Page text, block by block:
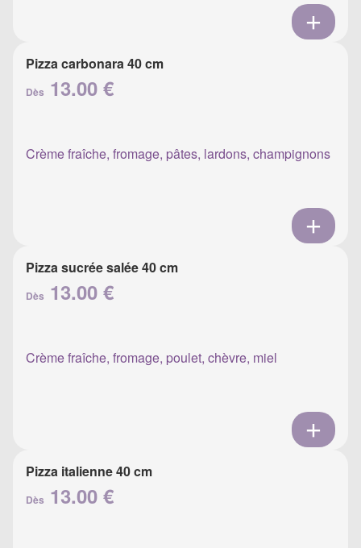
Pizza carbonara 40 cm
Dès 13.00 €
Crème fraîche, fromage, pâtes, lardons, champignons
Pizza sucrée salée 40 cm
Dès 13.00 €
Crème fraîche, fromage, poulet, chèvre, miel
Pizza italienne 40 cm
Dès 13.00 €